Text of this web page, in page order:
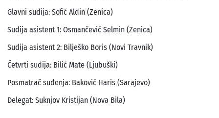
Glavni sudija: Sofić Aldin (Zenica)
Sudija asistent 1: Osmančević Selmin (Zenica)
Sudija asistent 2: Bilješko Boris (Novi Travnik)
Četvrti sudija: Bilić Mate (Ljubuški)
Posmatrač suđenja: Baković Haris (Sarajevo)
Delegat: Suknjov Kristijan (Nova Bila)